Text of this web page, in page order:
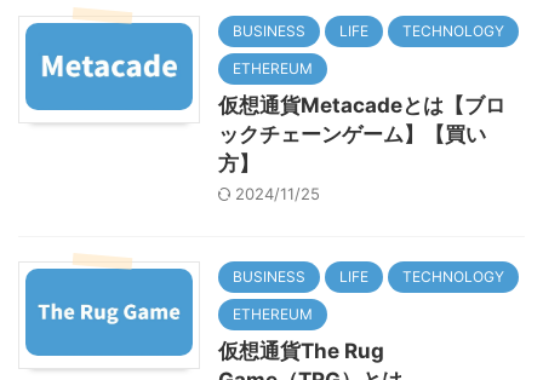
BUSINESS LIFE TECHNOLOGY
ETHEREUM
仮想通貨Metacadeとは【ブロ
ックチェーンゲーム】【買い
方】
2024/11/25
BUSINESS LIFE TECHNOLOGY
ETHEREUM
仮想通貨The Rug